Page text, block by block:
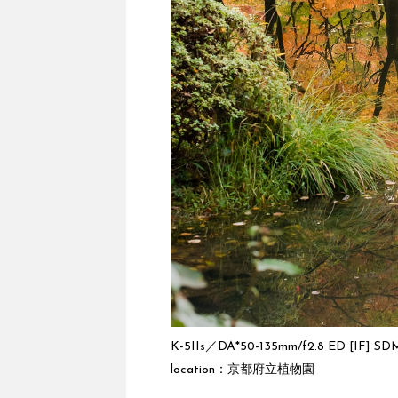
K-5IIs／DA*50-135mm/f2.8 ED [IF]
location：京都府立植物園